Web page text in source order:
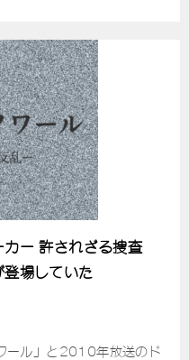
ー 許されざる捜査
場していた
ール」と2010年放送のド